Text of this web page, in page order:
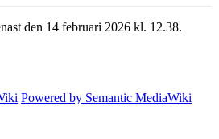
den 14 februari 2026 kl. 12.38.
Powered by Semantic MediaWiki